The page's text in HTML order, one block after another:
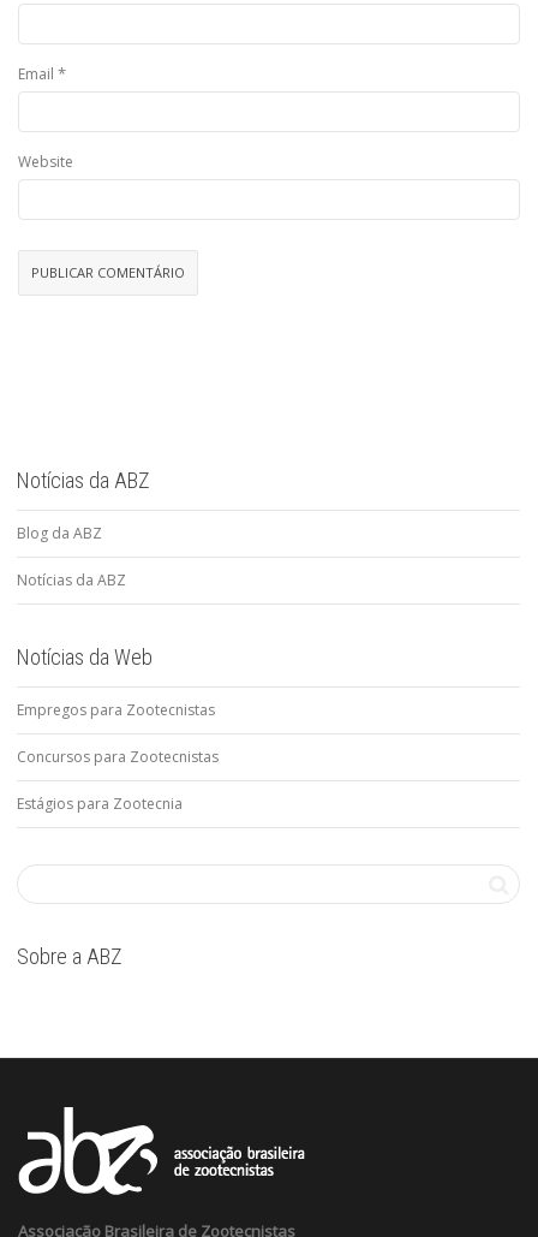
Email *
Website
Notícias da ABZ
Blog da ABZ
Notícias da ABZ
Notícias da Web
Empregos para Zootecnistas
Concursos para Zootecnistas
Estágios para Zootecnia
Sobre a ABZ
Associação Brasileira de Zootecnistas